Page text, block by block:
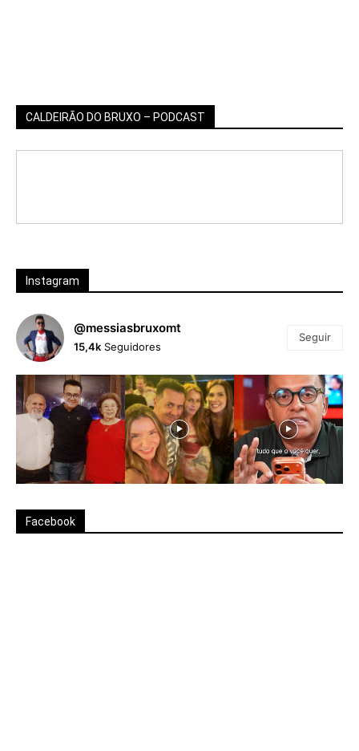
CALDEIRÃO DO BRUXO – PODCAST
Instagram
@messiasbruxomt
15,4k Seguidores
Seguir
Facebook